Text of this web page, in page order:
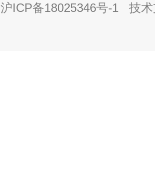
沪ICP备18025346号-1 技术